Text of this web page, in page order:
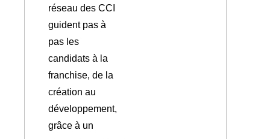
réseau des CCI
guident pas à
pas les
candidats à la
franchise, de la
création au
développement,
grâce à un